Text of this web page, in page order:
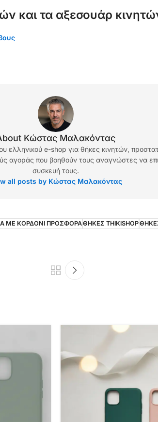
και τα αξεσουάρ
Κώστας Μαλακόντας
ελληνικού e-shop για θήκες κινητών,
αγοράς που βοηθούν τους αναγνώστες να
συσκευή τους.
all posts by Κώστας Μαλακόντας
ΜΕ ΚΟΡΔΟΝΙ ΠΡΟΣΦΟΡΑΘΗΚΕΣ THIKISHOP